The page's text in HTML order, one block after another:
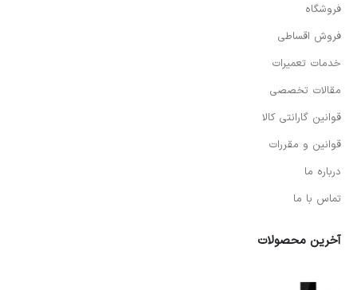
فروشگاه
فروش اقساطی
خدمات تعمیرات
مقالات تخصصی
قوانین گارانتی کالا
قوانین و مقررات
درباره ما
تماس با ما
آخرین محصولات